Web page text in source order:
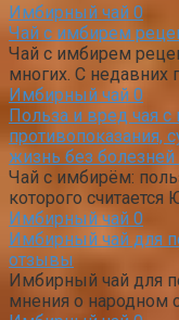
Имбирный чай 0
Чай с имбирем
Чай с имбирем
многих. С недавних
Имбирный чай 0
Польза и вред чая с
жизнь без болезней
Чай с имбирём:
которого
Имбирный чай 0
Имбирный чай для
отзывы
Имбирный чай для
мнения о народном